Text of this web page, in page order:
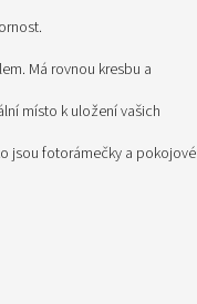
Má rovnou kresbu a
místo k uložení vašich
jsou fotorámečky a pokojové